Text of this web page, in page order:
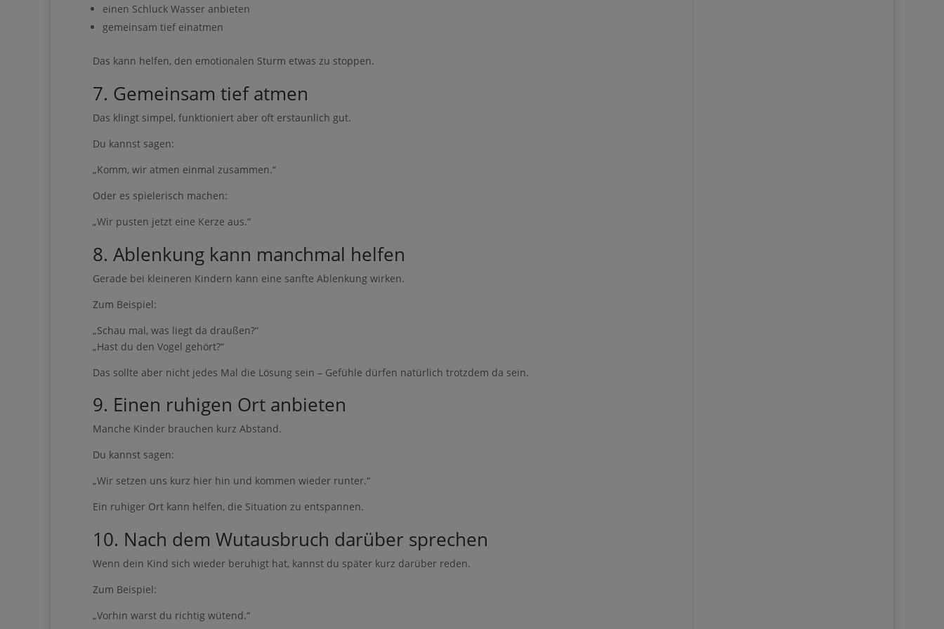
einen Schluck Wasser anbieten
gemeinsam tief einatmen
Das kann helfen, den emotionalen Sturm etwas zu stoppen.
7. Gemeinsam tief atmen
Das klingt simpel, funktioniert aber oft erstaunlich gut.
Du kannst sagen:
„Komm, wir atmen einmal zusammen.“
Oder es spielerisch machen:
„Wir pusten jetzt eine Kerze aus.“
8. Ablenkung kann manchmal helfen
Gerade bei kleineren Kindern kann eine sanfte Ablenkung wirken.
Zum Beispiel:
„Schau mal, was liegt da draußen?“
„Hast du den Vogel gehört?“
Das sollte aber nicht jedes Mal die Lösung sein – Gefühle dürfen natürlich trotzdem da sein.
9. Einen ruhigen Ort anbieten
Manche Kinder brauchen kurz Abstand.
Du kannst sagen:
„Wir setzen uns kurz hier hin und kommen wieder runter.“
Ein ruhiger Ort kann helfen, die Situation zu entspannen.
10. Nach dem Wutausbruch darüber sprechen
Wenn dein Kind sich wieder beruhigt hat, kannst du später kurz darüber reden.
Zum Beispiel:
„Vorhin warst du richtig wütend.“
Informationen an Brevo zur Bearbeitung gemäß den